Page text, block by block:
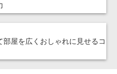
部屋を広くおしゃれに見せるコ